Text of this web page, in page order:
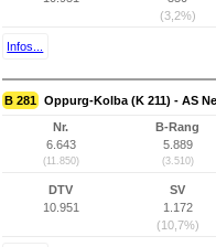
(3,2%)
Infos...
B 281 Oppurg-Kolba (K 211) - AS
Nr.
6.643
(11.850)
B-Rang
5.889
(3.510)
DTV
10.951
SV
1.172
(10,7%)